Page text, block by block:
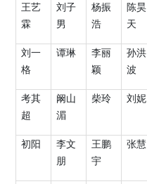
王艺
霖
刘子
男
杨振
浩
陈昊
天
刘一
格
谭琳
李丽
颖
孙洪
波
考其
超
阚山
湄
柴玲 刘妮
初阳
李文
朋
王鹏
宇
张慧